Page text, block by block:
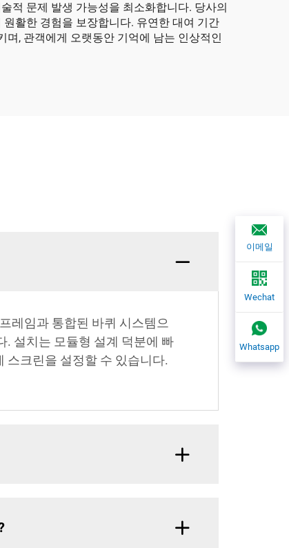
적 문제 발생 가능성을 최소화합니다. 당사의
활한 경험을 보장합니다. 유연한 대여 기간
, 관객에게 오랫동안 기억에 남는 인상적인
레임과 통합된 바퀴 시스템으
. 설치는 모듈형 설계 덕분에 빠
스크린을 설정할 수 있습니다.
이메일
Wechat
Whatsapp